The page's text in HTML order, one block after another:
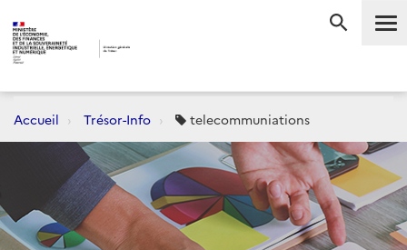
Accueil Trésor-Info telecommuniations